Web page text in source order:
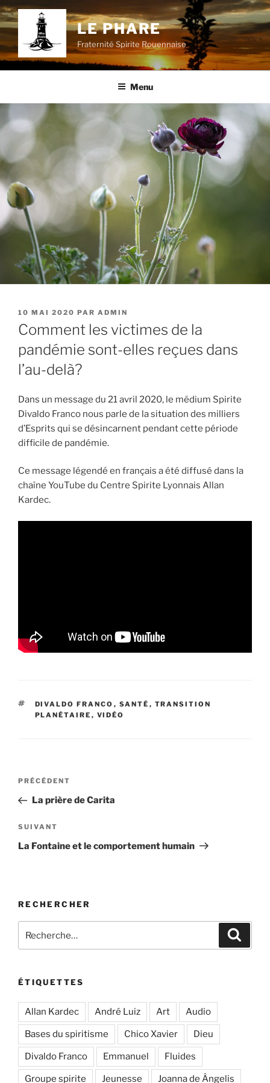
Aller
au
contenu
principal
LE PHARE
Fraternité Spirite Rouennaise
Menu
PUBLIÉ
LE
10 MAI 2020 PAR ADMIN
Comment les victimes de la
pandémie sont-elles reçues dans
l’au-delà?
Dans un message du 21 avril 2020, le médium Spirite
Divaldo Franco nous parle de la situation des milliers
d’Esprits qui se désincarnent pendant cette période
difficile de pandémie.
Ce message légendé en français a été diffusé dans la
chaîne YouTube du Centre Spirite Lyonnais Allan
Kardec.
ÉTIQUETTES
DIVALDO FRANCO , SANTÉ , TRANSITION
PLANÉTAIRE , VIDÉO
Navigation
l’article
Article
précédent
PRÉCÉDENT
La prière de Carita
Article
suivant
SUIVANT
La Fontaine et le comportement humain
RECHERCHER
pour
ÉTIQUETTES
Allan Kardec André Luiz Art Audio
Bases du spiritisme Chico Xavier Dieu
Divaldo Franco Emmanuel Fluides
Groupe spirite Jeunesse Joanna de Ângelis